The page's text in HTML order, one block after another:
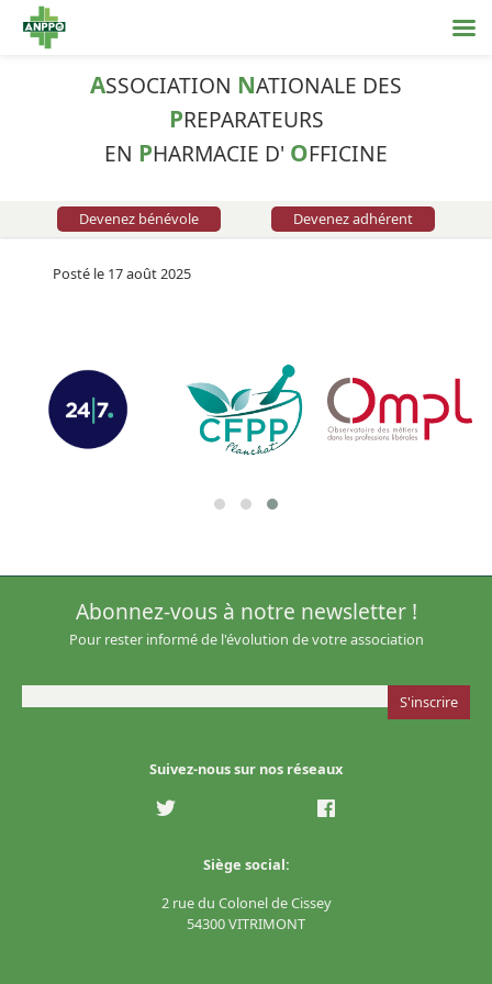
ASSOCIATION NATIONALE DES
PREPARATEURS
EN PHARMACIE D' OFFICINE
Devenez bénévole Devenez adhérent
Posté le 17 août 2025
Suivez-nous sur nos réseaux
Siège social:
2 rue du Colonel de Cissey
54300 VITRIMONT
Abonnez-vous à notre newsletter !
Pour rester informé de l'évolution de votre association